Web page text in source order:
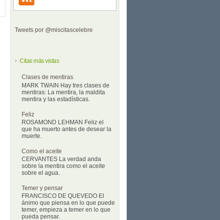
Tweets por @miscitascelebre
Citas más vistas
Clases de mentiras
MARK TWAIN Hay tres clases de
mentiras: La mentira, la maldita
mentira y las estadísticas.
Feliz
ROSAMOND LEHMAN Feliz el
que ha muerto antes de desear la
muerte.
Como el aceite
CERVANTES La verdad anda
sobre la mentira como el aceite
sobre el agua.
Temer y pensar
FRANCISCO DE QUEVEDO El
ánimo que piensa en lo que puede
temer, empieza a temer en lo que
pueda pensar.